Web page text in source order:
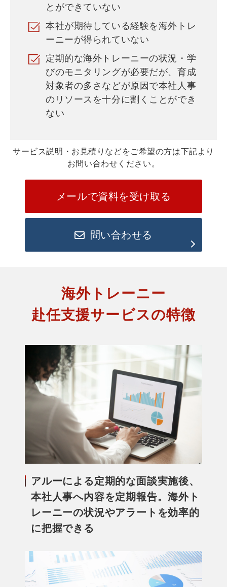
とができていない
本社が期待している経験を海外トレ
ーニーが得られていない
定期的な海外トレーニーの状況・学
びのモニタリングが必要だが、育成
対象者の多さなどが原因で本社人事
のリソースを十分に割くことができ
ない
サービス説明・お見積りなどをご希望の方は下記より
お問い合わせください。
メールで資料を受け取る
問い合わせる
海外トレーニー
赴任支援サービスの特徴
アルーによる定期的な面談実施後、
本社人事へ内容を定期報告。海外ト
レーニーの状況やアラートを効率的
に把握できる